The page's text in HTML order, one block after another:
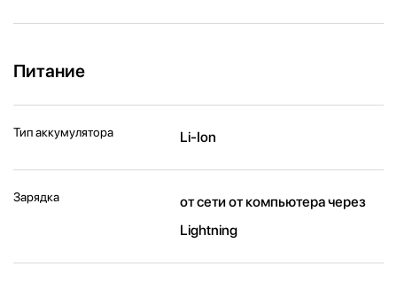
Питание
Тип аккумулятора Li-Ion
Зарядка
от сети от компьютера через
Lightning